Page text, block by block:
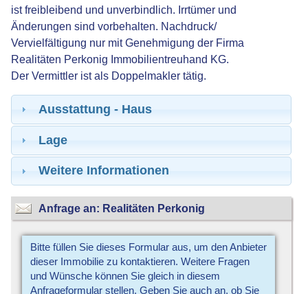
ist freibleibend und unverbindlich. Irrtümer und
Änderungen sind vorbehalten. Nachdruck/
Vervielfältigung nur mit Genehmigung der Firma
Realitäten Perkonig Immobilientreuhand KG.
Der Vermittler ist als Doppelmakler tätig.
Ausstattung - Haus
Lage
Weitere Informationen
Anfrage an: Realitäten Perkonig
Bitte füllen Sie dieses Formular aus, um den Anbieter
dieser Immobilie zu kontaktieren. Weitere Fragen
und Wünsche können Sie gleich in diesem
Anfrageformular stellen. Geben Sie auch an, ob Sie